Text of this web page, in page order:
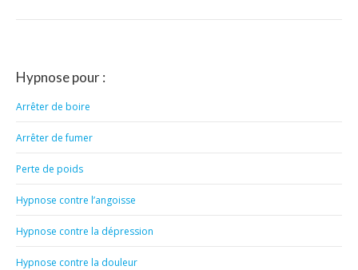
Hypnose pour :
Arrêter de boire
Arrêter de fumer
Perte de poids
Hypnose contre l’angoisse
Hypnose contre la dépression
Hypnose contre la douleur